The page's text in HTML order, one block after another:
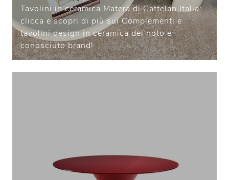
Tavolini in ceramica Matera di Cattelan Italia:
clicca e scopri di più sui Complementi e
tavolini design in ceramica del noto e
conosciuto brand!